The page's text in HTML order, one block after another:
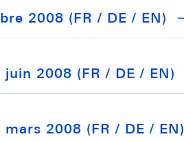
2008 (FR / DE / EN)
2008 (FR / DE / EN)
2008 (FR / DE / EN)